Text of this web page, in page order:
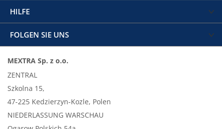
HILFE
FOLGEN SIE UNS
MEXTRA Sp. z o.o.
ZENTRAL
Szkolna 15,
47-225 Kedzierzyn-Kozle, Polen
NIEDERLASSUNG WARSCHAU